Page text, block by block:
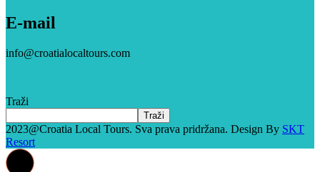
E-mail
info@croatialocaltours.com
Traži
Traži
2023@Croatia Local Tours. Sva prava pridržana. Design By SKT
Resort